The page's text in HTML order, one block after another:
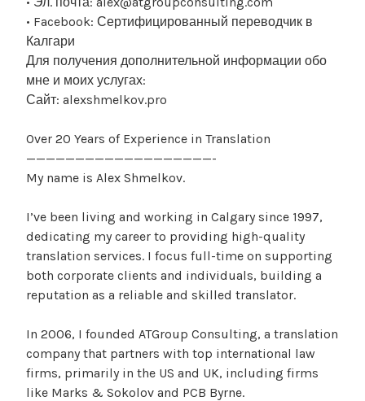
• Facebook: Сертифицированный переводчик в
Калгари
Для получения дополнительной информации обо
мне и моих услугах:
Сайт: alexshmelkov.pro
Over 20 Years of Experience in Translation
———————————————————-
My name is Alex Shmelkov.
I’ve been living and working in Calgary since 1997,
dedicating my career to providing high-quality
translation services. I focus full-time on supporting
both corporate clients and individuals, building a
reputation as a reliable and skilled translator.
In 2006, I founded ATGroup Consulting, a translation
company that partners with top international law
firms, primarily in the US and UK, including firms
like Marks & Sokolov and PCB Byrne.